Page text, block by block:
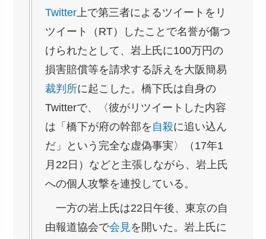
Twitter 上で第三者によるツイートをリ
ツイート（RT）したことで名誉が傷つ
けられたとして、岩上氏に100万円の
損害賠償等を請求する訴えを大阪簡易
裁判所に起こした。橋下氏は自身の
Twitterで、〈彼がリツイートした内容
は「橋下が府の幹部を 自殺に追い込ん
だ」という完全な虚偽事実〉（17年1
月22日）などと主張しながら、岩上氏
への個人攻撃を連投している。
一方の岩上氏は22日午後、東京の自
由報道協会で会見を開いた。岩上氏に